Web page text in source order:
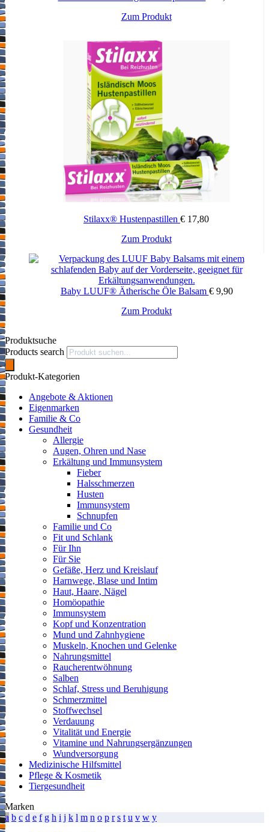
Zum Produkt
Stilaxx® Hustenpastillen € 17,80
Zum Produkt
Baby LUUF® Ätherische Öle Balsam €9,90
Zum Produkt
Produktsuche
Products search
Produkt-Kategorien
Angebote & Aktionen
Eigenmarken
Familie & Co
Gesundheit
Allergie
Augen, Ohren und Nase
Erkältung und Immunsystem
Fieber
Halsschmerzen
Husten
Immunsystem
Schnupfen
Familie und Co
Fit und Schlank
Für Ihn
Für Sie
Gefäße, Herz und Kreislauf
Harnwege, Blase und Intim
Haut, Haare, Nägel
Homöopathie
Immunsystem
Kopf und Konzentration
Mund und Zahnhygiene
Muskeln, Knochen und Gelenke
Nahrungsmittel
Raucherentwöhnung
Salben
Schlaf, Stress und Beruhigung
Schmerzmittel
Stoffwechsel
Verdauung
Vitalität und Energie
Vitamine und Nahrungsergänzungen
Wundversorgung
Medizinische Hilfsmittel
Pflege & Kosmetik
Tiergesundheit
Marken
a b c d e f g h i j k l m n o p r s t u v w y